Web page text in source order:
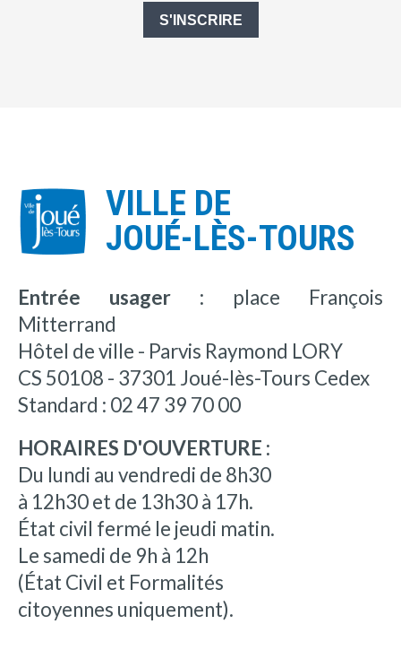
S'INSCRIRE
VILLE DE
JOUÉ-LÈS-TOURS
Entrée usager : place François
Mitterrand
Hôtel de ville - Parvis Raymond LORY
CS 50108 - 37301 Joué-lès-Tours Cedex
Standard : 02 47 39 70 00
HORAIRES D'OUVERTURE :
Du lundi au vendredi de 8h30
à 12h30 et de 13h30 à 17h.
État civil fermé le jeudi matin.
Le samedi de 9h à 12h
(État Civil et Formalités
citoyennes uniquement).